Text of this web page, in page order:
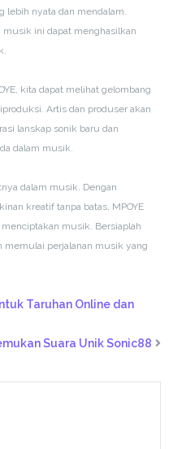
lebih nyata dan mendalam.
ini dapat menghasilkan
kita dapat melihat gelombang
Artis dan produser akan
lanskap sonik baru dan
dalam musik.
dalam musik. Dengan
kreatif tanpa batas, MPOYE
musik. Bersiaplah
perjalanan musik yang
Taruhan Online dan
Suara Unik Sonic88